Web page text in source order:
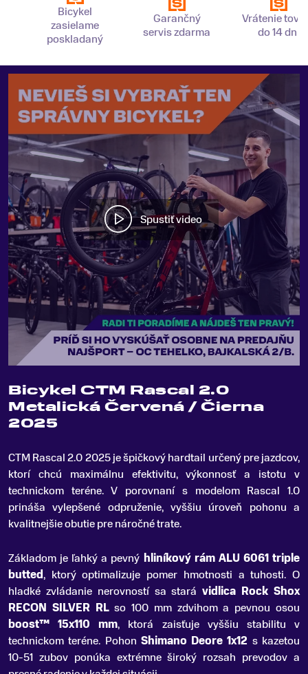
Bicykel
zasielame
poskladaný
Garančný
servis zdarma
Vrátenie
do 14 dní
Spustiť video
Bicykel CTM Rascal 2.0
Metalická Červená / Čierna
2025
CTM Rascal 2.0 2025 je špičkový hardtail určený pre jazdcov,
ktorí chcú maximálnu efektivitu, výkonnosť a istotu v
technickom teréne. V porovnaní s modelom Rascal 1.0
prináša vylepšené odpruženie, vyššiu úroveň pohonu a
kvalitnejšie obutie pre náročné trate.
Základom je ľahký a pevný hliníkový rám ALU 6061 triple
butted, ktorý optimalizuje pomer hmotnosti a tuhosti. O
hladké zvládanie nerovností sa starávidlica Rock Shox
RECON SILVER RLso 100 mm zdvihom a pevnou osou
boost™ 15x110 mm, ktorá zaisťuje vyššiu stabilitu v
technickom teréne. Pohon Shimano Deore 1x12 s kazetou
10-51 zubov ponúka extrémne široký rozsah prevodov a